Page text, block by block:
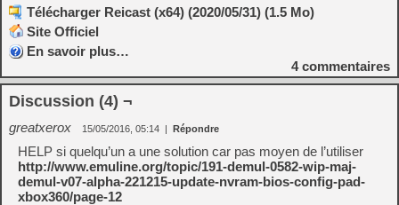
Télécharger Reicast (x64) (2020/05/31) (1.5 Mo)
Site Officiel
En savoir plus…
4commentaires
Discussion (4) ¬
greatxerox 15/05/2016, 05:14 | Répondre
HELP si quelqu’un a une solution car pas moyen de l’utiliser
http://www.emuline.org/topic/191-demul-0582-wip-maj-
demul-v07-alpha-221215-update-nvram-bios-config-pad-
xbox360/page-12